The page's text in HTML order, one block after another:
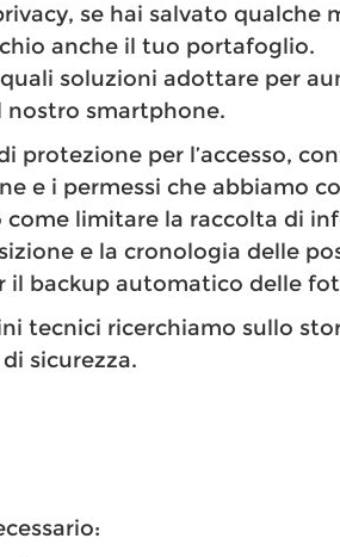
se hai salvato qualche
anche il tuo portafoglio.
soluzioni adottare per
smartphone.
protezione per l’accesso,
e i permessi che abbiamo
limitare la raccolta di
e la cronologia delle
il backup automatico delle
tecnici ricerchiamo sullo
sicurezza.